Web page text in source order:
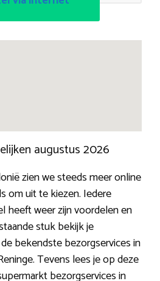
augustus 2026
zien we steeds meer online
om uit te kiezen. Iedere
heeft weer zijn voordelen en
stuk bekijk je
bekendste bezorgservices in
Tevens lees je op deze
bezorgservices in